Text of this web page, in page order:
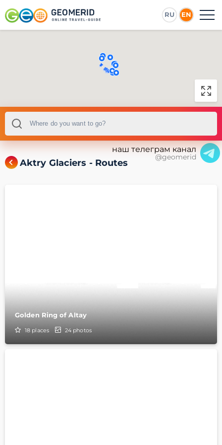
RU EN
наш телеграм канал
@geomerid
Aktry Glaciers - Routes
Golden Ring of Altay
18 places 24 photos